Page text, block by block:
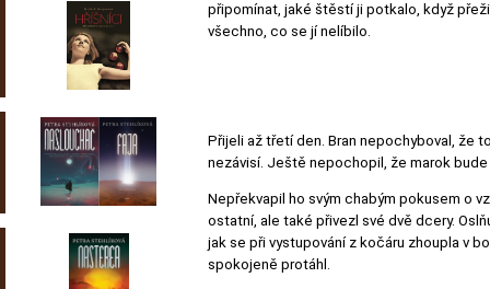
připomínat, jaké štěstí ji potkalo, když
všechno, co se jí nelíbilo.
Přijeli až třetí den. Bran nepochyboval, že
nezávisí. Ještě nepochopil, že marok
Nepřekvapil ho svým chabým pokusem o
ostatní, ale také přivezl své dvě dcery.
jak se při vystupování z kočáru zhoupla v
spokojeně protáhl.